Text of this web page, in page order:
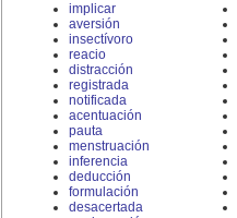
implicar
aversión
insectívoro
reacio
distracción
registrada
notificada
acentuación
pauta
menstruación
inferencia
deducción
formulación
desacertada